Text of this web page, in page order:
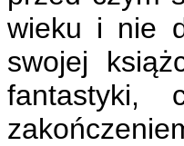
wieku i nie
swojej
fantastyki,